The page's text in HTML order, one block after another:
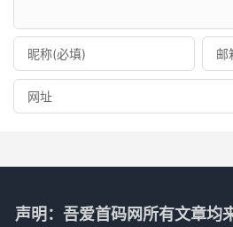
声明：吾爱首码网所有文章均